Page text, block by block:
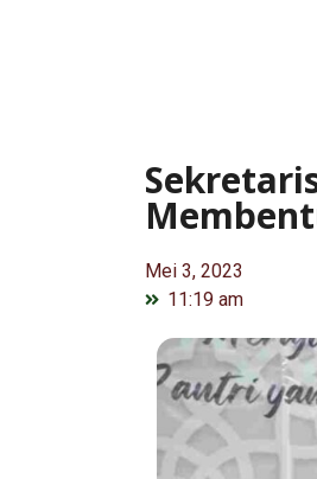
Mei 3, 2023
11:19 am